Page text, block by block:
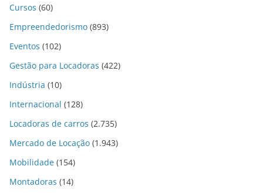
Cursos (60)
Empreendedorismo (893)
Eventos (102)
Gestão para Locadoras (422)
Indústria (10)
Internacional (128)
Locadoras de carros (2.735)
Mercado de Locação (1.943)
Mobilidade (154)
Montadoras (14)